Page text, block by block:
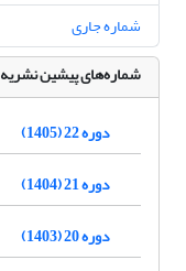
شماره جاری
شماره‌های پیشین نشریه
دوره 22 (1405)
دوره 21 (1404)
دوره 20 (1403)